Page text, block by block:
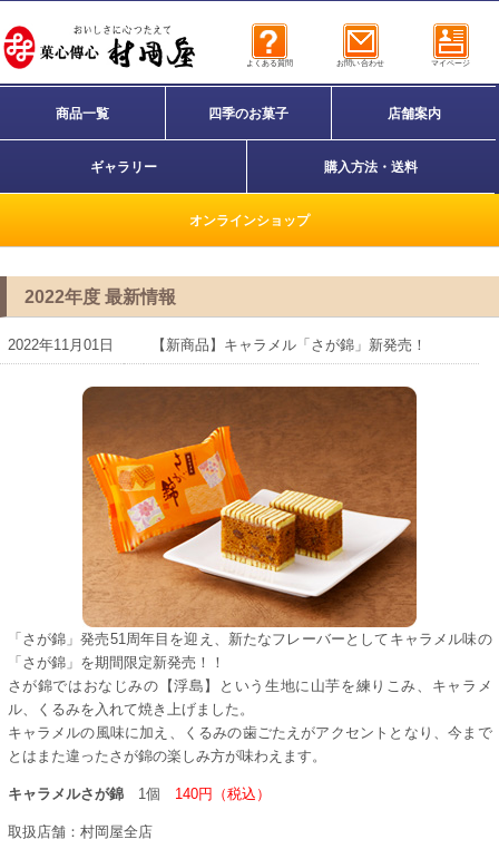
よくある質問 お問い合わせ マイページ
商品一覧 四季のお菓子 店舗案内
ギャラリー 購入方法・送料
オンラインショップ
2022年度 最新情報
2022年11月01日 【新商品】キャラメル「さが錦」新発売！
「さが錦」発売51周年目を迎え、新たなフレーバーとしてキャラメル味の
「さが錦」を期間限定新発売！！
さが錦ではおなじみの【浮島】という生地に山芋を練りこみ、キャラメ
ル、くるみを入れて焼き上げました。
キャラメルの風味に加え、くるみの歯ごたえがアクセントとなり、今まで
とはまた違ったさが錦の楽しみ方が味わえます。
キャラメルさが錦1個 140円（税込）
取扱店舗：村岡屋全店